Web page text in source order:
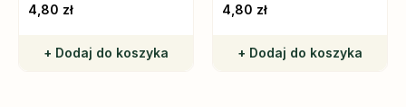
dodatek do śniadaniowych
4,80 zł
+ Dodaj do koszyka
4,80 zł
+ Dodaj do koszyka